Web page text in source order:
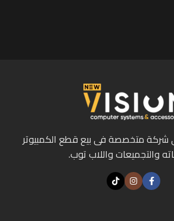
متخصصة فى بيع قطع الكمبيوتر
والتجميعات واللاب توب.